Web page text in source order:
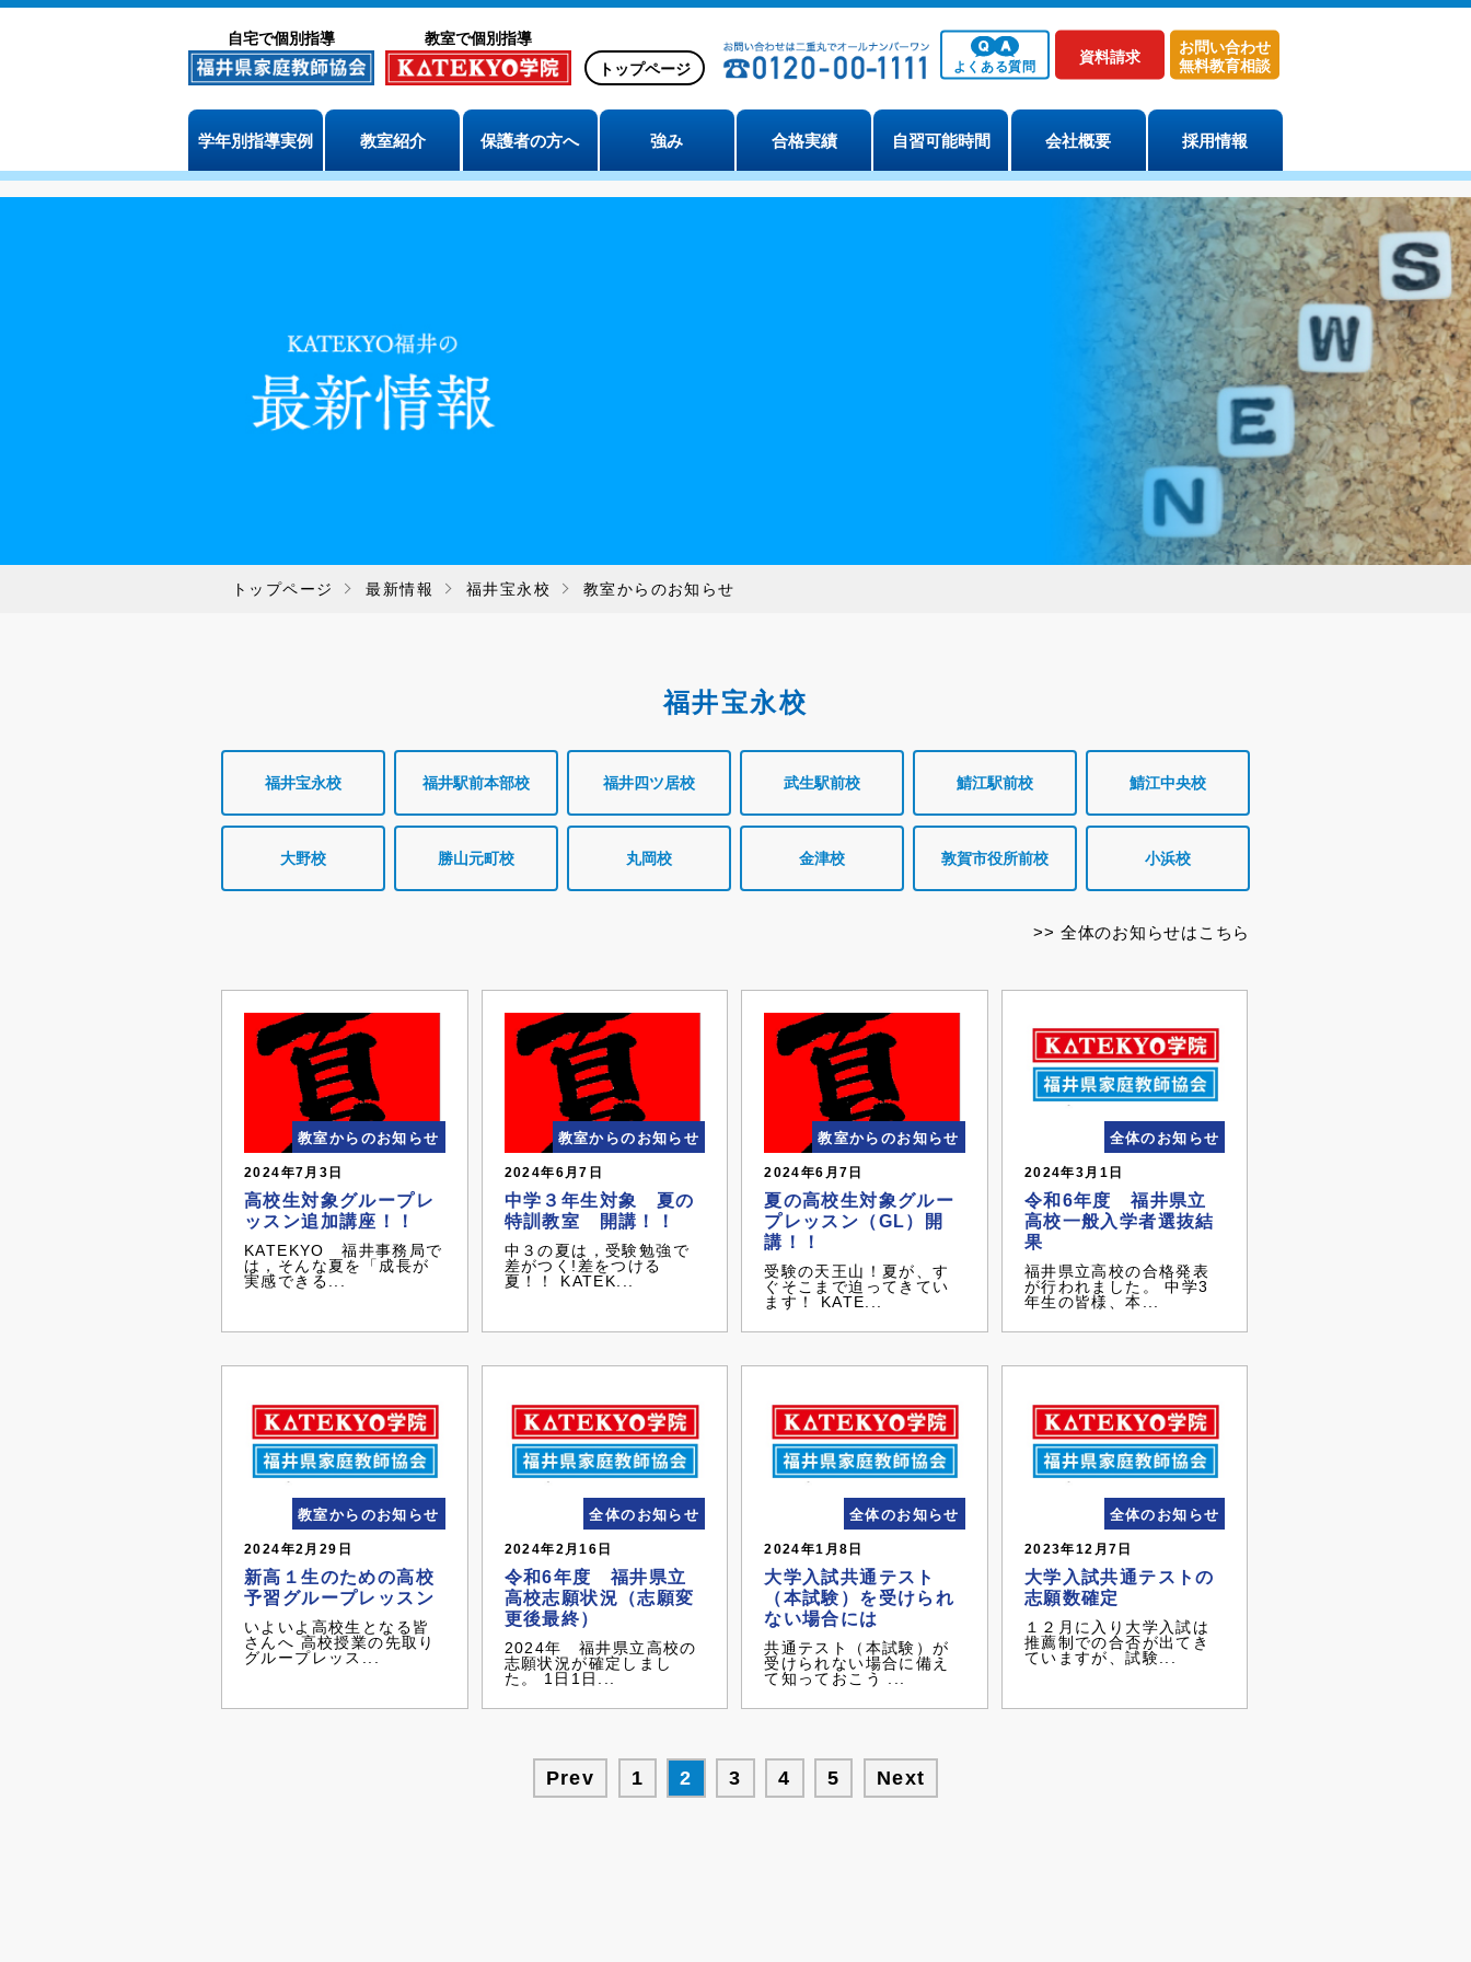
自宅で個別指導
教室で個別指導
トップページ
よくある質問
資料請求
お問い合わせ
無料教育相談
学年別指導実例 教室紹介 保護者の方へ 強み 合格実績 自習可能時間 会社概要 採用情報
トップページ 最新情報 福井宝永校 教室からのお知らせ
福井宝永校
福井宝永校 福井駅前本部校 福井四ツ居校 武生駅前校 鯖江駅前校 鯖江中央校
大野校 勝山元町校 丸岡校 金津校 敦賀市役所前校 小浜校
全体のお知らせはこちら
教室からのお知らせ
2024年7月3日
高校生対象グループレ
ッスン追加講座！！
KATEKYO 福井事務局で
は，そんな夏を「成長が
実感できる...
教室からのお知らせ
2024年6月7日
中学３年生対象 夏の
特訓教室 開講！！
中３の夏は，受験勉強で
差がつく!差をつける
夏！！ KATEK...
教室からのお知らせ
2024年6月7日
夏の高校生対象グルー
プレッスン（GL）開
講！！
受験の天王山！夏が、す
ぐそこまで迫ってきてい
ます！ KATE...
全体のお知らせ
2024年3月1日
令和6年度 福井県立
高校一般入学者選抜結
果
福井県立高校の合格発表
が行われました。 中学3
年生の皆様、本...
教室からのお知らせ
2024年2月29日
新高１生のための高校
予習グループレッスン
いよいよ高校生となる皆
さんへ 高校授業の先取り
グループレッス...
全体のお知らせ
2024年2月16日
令和6年度 福井県立
高校志願状況（志願変
更後最終）
2024年 福井県立高校の
志願状況が確定しまし
た。 1日1日...
全体のお知らせ
2024年1月8日
大学入試共通テスト
（本試験）を受けられ
ない場合には
共通テスト（本試験）が
受けられない場合に備え
て知っておこう ...
全体のお知らせ
2023年12月7日
大学入試共通テストの
志願数確定
１２月に入り大学入試は
推薦制での合否が出てき
ていますが、試験...
Prev 1 2 3 4 5 Next